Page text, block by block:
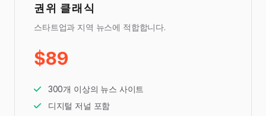
권위 클래식
스타트업과 지역 뉴스에 적합합니다.
$89
300개 이상의 뉴스 사이트
디지털 저널 포함